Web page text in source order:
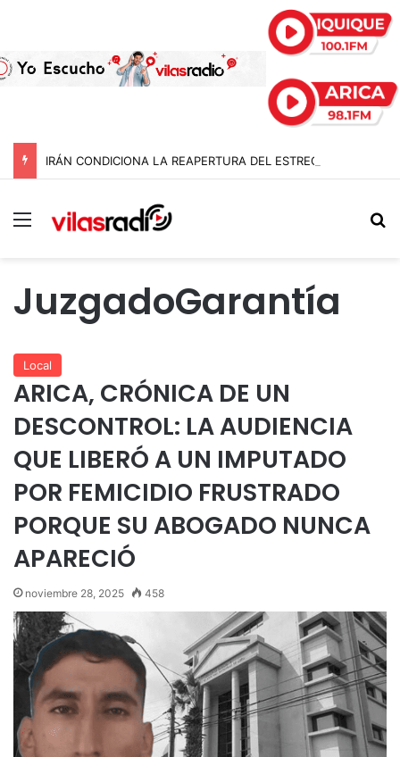
Menú
JuzgadoGarantía
Local
ARICA, CRÓNICA DE UN
DESCONTROL: LA AUDIENCIA
QUE LIBERÓ A UN IMPUTADO
POR FEMICIDIO FRUSTRADO
PORQUE SU ABOGADO NUNCA
APARECIÓ
noviembre 28, 2025 458